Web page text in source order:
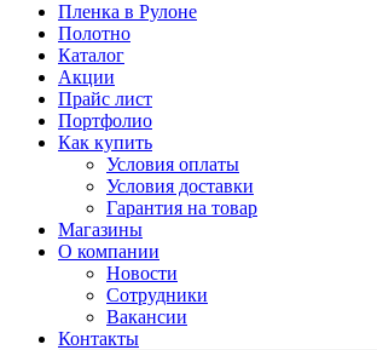
Пленка в Рулоне
Полотно
Каталог
Акции
Прайс лист
Портфолио
Как купить
Условия оплаты
Условия доставки
Гарантия на товар
Магазины
О компании
Новости
Сотрудники
Вакансии
Контакты